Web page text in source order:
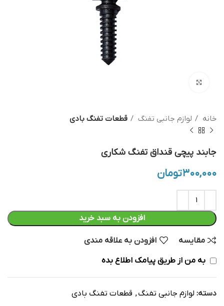
خانه لوازم جانبی تفنگ قطعات تفنگ بادی
جابند پیچی قنداق تفنگ شکاری
۳۰۰,۰۰۰تومان
افزودن به سبد خرید
مقایسه افزودن به علاقه مندی
به من از طریق پیامک اطلاع بده
دسته: لوازم جانبی تفنگ, قطعات تفنگ بادی